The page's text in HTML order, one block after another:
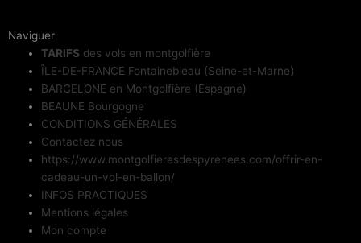
Naviguer
TARIFS des vols en montgolfière
ÎLE-DE-FRANCE Fontainebleau (Seine-et-Marne)
BARCELONE en Montgolfière (Espagne)
BEAUNE Bourgogne
CONDITIONS GÉNÉRALES
Contactez nous
https://www.montgolfieresdespyrenees.com/offrir-en-
cadeau-un-vol-en-ballon/
INFOS PRACTIQUES
Mentions légales
Mon compte